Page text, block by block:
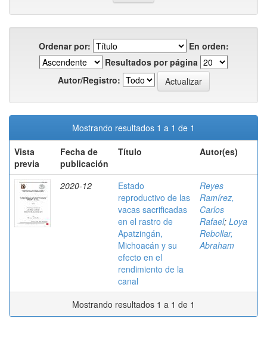
Ordenar por:
En orden:
Resultados por página
Autor/Registro:
Mostrando resultados 1 a 1 de 1
Vista
previa
Fecha de
publicación
Título Autor(es)
2020-12
Estado
reproductivo de las
vacas sacrificadas
en el rastro de
Apatzingán,
Michoacán y su
efecto en el
rendimiento de la
canal
Reyes
Ramírez,
Carlos
Rafael; Loya
Rebollar,
Abraham
Mostrando resultados 1 a 1 de 1